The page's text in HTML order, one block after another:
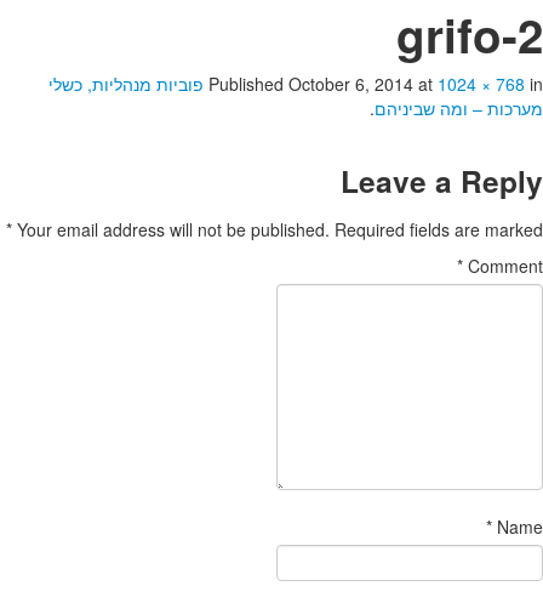
grifo-2
Published October 6, 2014 at 1024 × 768 in
פוביות מנהליות, כשלי
מערכות – ומה שביניהם.
Leave a Reply
Your email address will not be published. Required fields are marked
*
Comment
*
Name
*